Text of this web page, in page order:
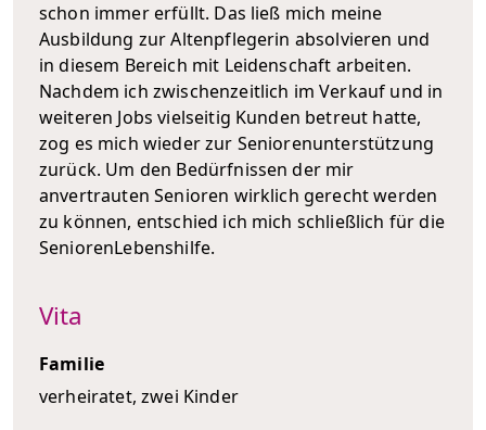
schon immer erfüllt. Das ließ mich meine
Ausbildung zur Altenpflegerin absolvieren und
in diesem Bereich mit Leidenschaft arbeiten.
Nachdem ich zwischenzeitlich im Verkauf und in
weiteren Jobs vielseitig Kunden betreut hatte,
zog es mich wieder zur Seniorenunterstützung
zurück. Um den Bedürfnissen der mir
anvertrauten Senioren wirklich gerecht werden
zu können, entschied ich mich schließlich für die
SeniorenLebenshilfe.
Vita
Familie
verheiratet, zwei Kinder